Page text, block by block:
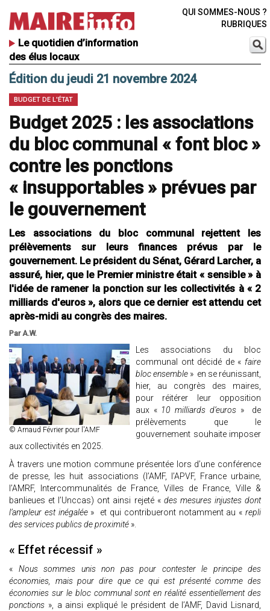
Le quotidien d’information
des élus locaux
QUI SOMMES-NOUS ?
RUBRIQUES
Édition du jeudi 21 novembre 2024
BUDGET DE L'ÉTAT
Budget 2025 : les associations
du bloc communal « font bloc »
contre les ponctions
« insupportables » prévues par
le gouvernement
Les associations du bloc communal rejettent les
prélèvements sur leurs finances prévus par le
gouvernement. Le président du Sénat, Gérard Larcher, a
assuré, hier, que le Premier ministre était « sensible » à
l'idée de ramener la ponction sur les collectivités à « 2
milliards d'euros », alors que ce dernier est attendu cet
après-midi au congrès des maires.
Par A.W.
© Arnaud Février pour l'AMF
Les associations du bloc
communal ont décidé de « faire
bloc ensemble » en se réunissant,
hier, au congrès des maires,
pour réitérer leur opposition
aux « 10 milliards d’euros » de
prélèvements que le
gouvernement souhaite imposer
aux collectivités en 2025.
À travers une motion commune présentée lors d’une conférence
de presse, les huit associations (l’AMF, l’APVF, France urbaine,
l’AMRF, Intercommunalités de France, Villes de France, Ville &
banlieues et l’Unccas) ont ainsi rejeté « des mesures injustes dont
l’ampleur est inégalée» et qui contribueront notamment au « repli
des services publics de proximité ».
« Effet récessif »
« Nous sommes unis non pas pour contester le principe des
économies, mais pour dire que ce qui est présenté comme des
économies sur le bloc communal sont en réalité essentiellement des
ponctions », a ainsi expliqué le président de l’AMF, David Lisnard,